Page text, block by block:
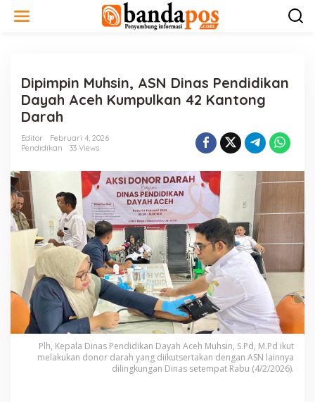
Dipimpin Muhsin, ASN Dinas Pendidikan
Dayah Aceh Kumpulkan 42 Kantong
Darah
Editor
Februari 4, 2026
Pendidikan
33 Views
Plh, Kepala Dinas Pendidikan Dayah Aceh Muhsin, S.Pd, M.Pd ikut
melakukan donor darah yang diikutsertakan dengan ASN lainnya
dilingkungan Dinas setempat Rabu (4/2/2026).